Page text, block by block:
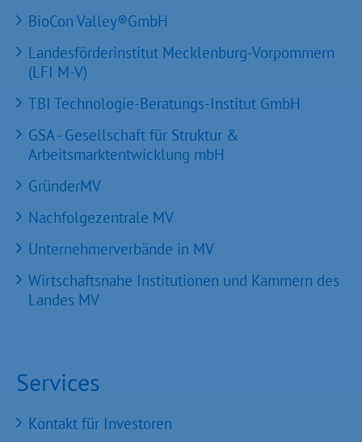
BioCon Valley®GmbH
Landesförderinstitut Mecklenburg-Vorpommern
(LFI M-V)
TBI Technologie-Beratungs-Institut GmbH
GSA - Gesellschaft für Struktur &
Arbeitsmarktentwicklung mbH
GründerMV
Nachfolgezentrale MV
Unternehmerverbände in MV
Wirtschaftsnahe Institutionen und Kammern des
Landes MV
Services
Kontakt für Investoren